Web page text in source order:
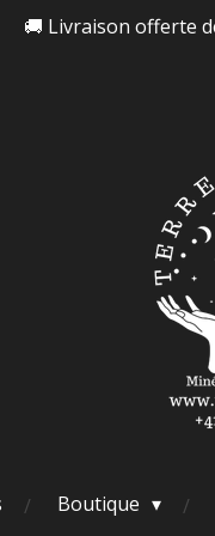
🚚 Livraison offerte
Boutique